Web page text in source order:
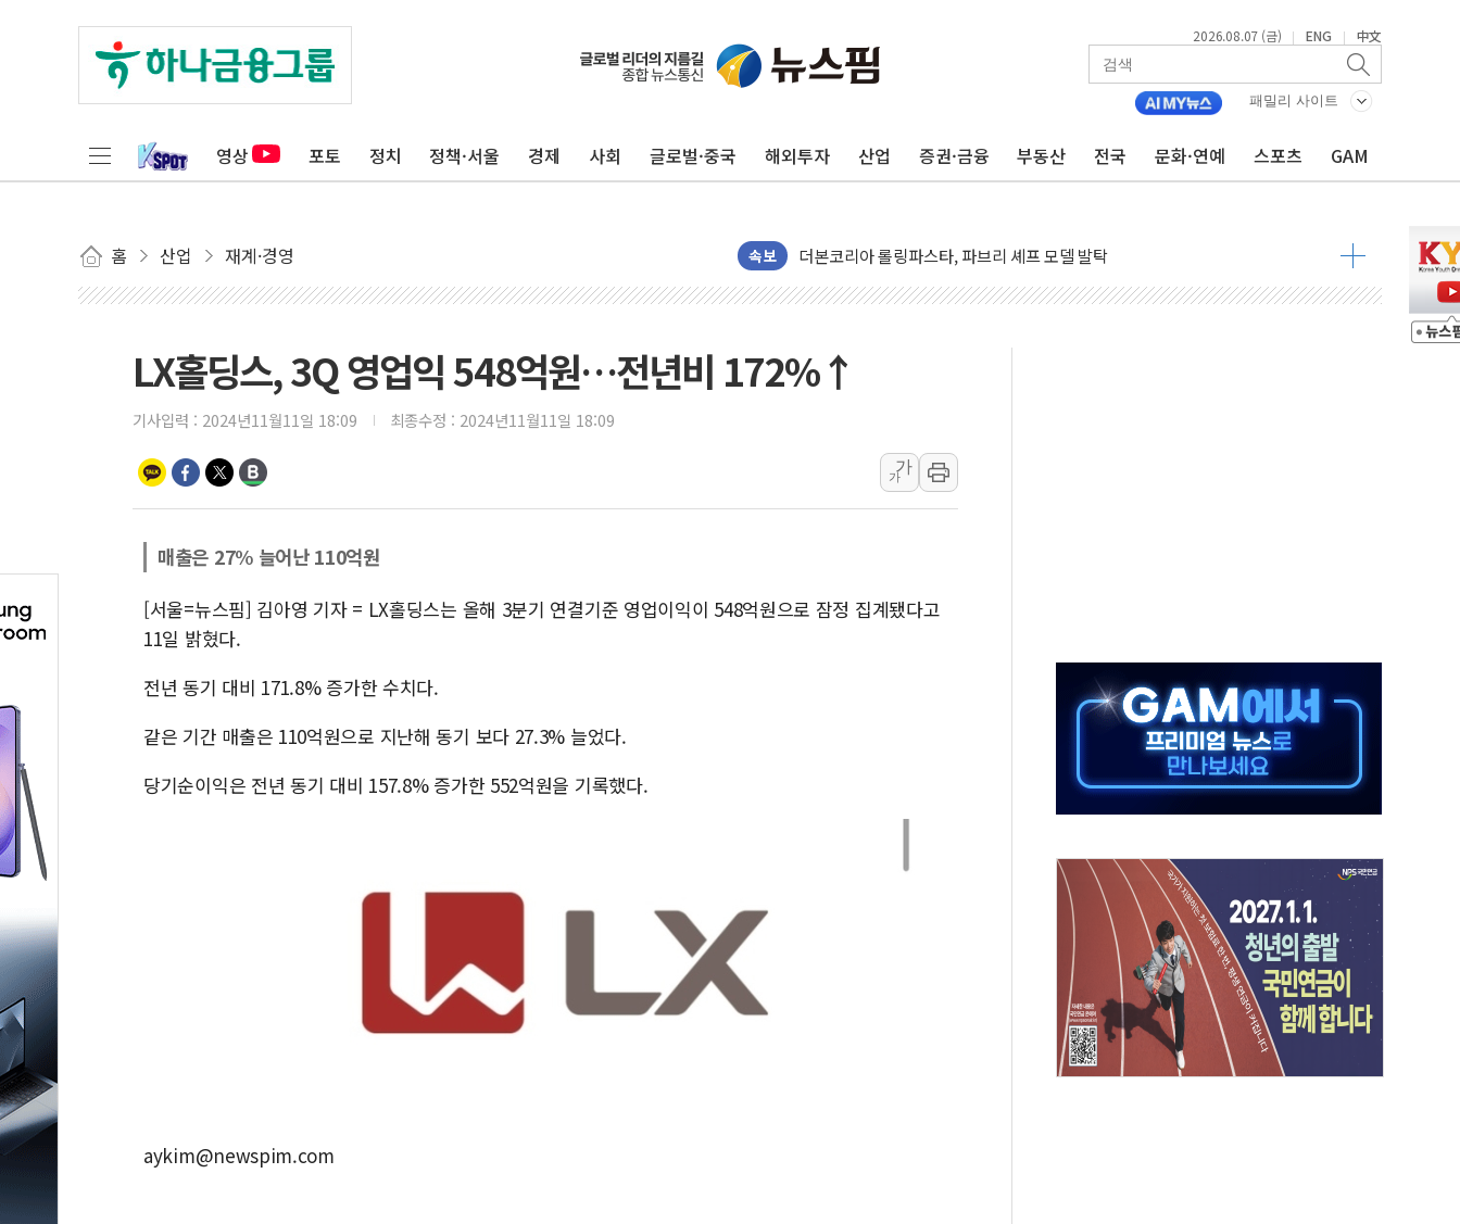
2026.08.07 (금) | ENG | 中文
패밀리 사이트
영상 포토 정치 정책·서울 경제 사회 글로벌·중국 해외투자 산업 증권·금융 부동산 전국 문화·연예 스포츠 GAM
홈 산업 재계·경영 속보
보름째 잠 못 드는 서울…30도 열대야에 피로 누적 '건강 적신호'
미일 환율공조 뒷말 무성..."맘대로 팔지도 못하는데 무슨 기축통화"
더본코리아 롤링파스타, 파브리 셰프 모델 발탁
4자 연합 균열에 분쟁 재점화 조짐…한미 지배구조 다시 요동
CJ올리브영 흔드는 '신흥 강자' 다이소·시코르…뷰티 유통 지각변동 본격화
"PAFC만으론 어렵다"…두산퓨얼셀, SOFC에 사활
대우건설, 50대 이강석 대표 전면에...임원·조직 대대적 개편 예고
비츠로넥스텍, 한화에어로스페이스와 '누리호 5기분 엔진 구성품' 수주
1410원대 내려간 환율, "당분간 1400원 초반대 등락"
"주식이야 코인이야"…연속 사이드카·널뛰기에 개미들 '패닉'
롯데웰푸드, 2분기 영업익 88.5% 증가... 해외 자회사가 이끈 '더블 성장'
이성윤 '호남 민심은 주석야청' 파장…친명계 "처절한 역사를 말장난으로" 비판
나경원 의원 "장기보유 1주택자 과도한 세금 부당"…소득세법 개정안 발의 예고
LX홀딩스, 3Q 영업익 548억원…전년비 172%↑
기사입력 : 2024년11월11일 18:09 최종수정 : 2024년11월11일 18:09
가
가
매출은 27% 늘어난 110억원
[서울=뉴스핌] 김아영 기자 = LX홀딩스는 올해 3분기 연결기준 영업이익이 548억원으로 잠정 집계됐다고
11일 밝혔다.
전년 동기 대비 171.8% 증가한 수치다.
같은 기간 매출은 110억원으로 지난해 동기 보다 27.3% 늘었다.
당기순이익은 전년 동기 대비 157.8% 증가한 552억원을 기록했다.
aykim@newspim.com